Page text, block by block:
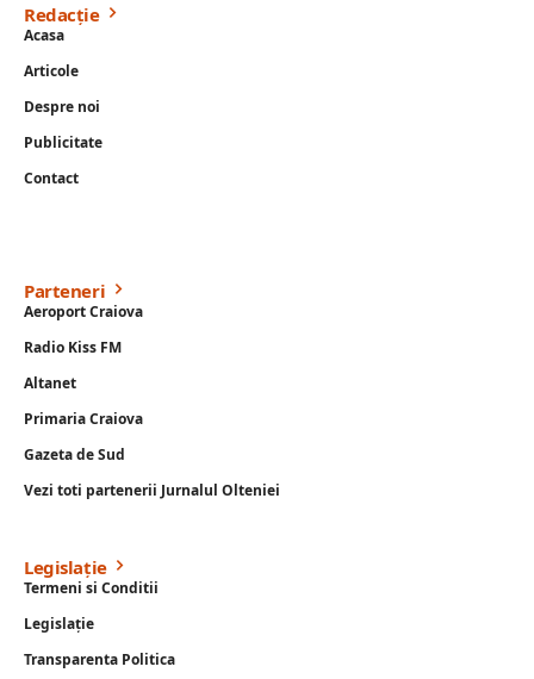
Redacție
Acasa
Articole
Despre noi
Publicitate
Contact
Parteneri
Aeroport Craiova
Radio Kiss FM
Altanet
Primaria Craiova
Gazeta de Sud
Vezi toti partenerii Jurnalul Olteniei
Legislație
Termeni si Conditii
Legislație
Transparenta Politica